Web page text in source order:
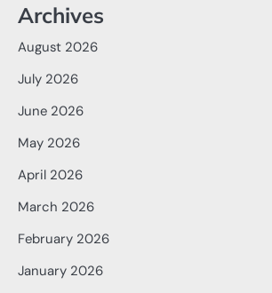
Archives
August 2026
July 2026
June 2026
May 2026
April 2026
March 2026
February 2026
January 2026